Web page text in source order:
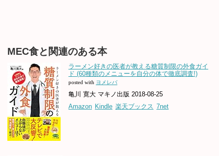
MEC食と関連のある本
ラーメン好きの医者が教える糖質制限の外食ガイ
ド (60種類のメニューを自分の体で徹底調査!)
posted with ヨメレバ
亀川 寛大 マキノ出版 2018-08-25
Amazon Kindle 楽天ブックス 7net